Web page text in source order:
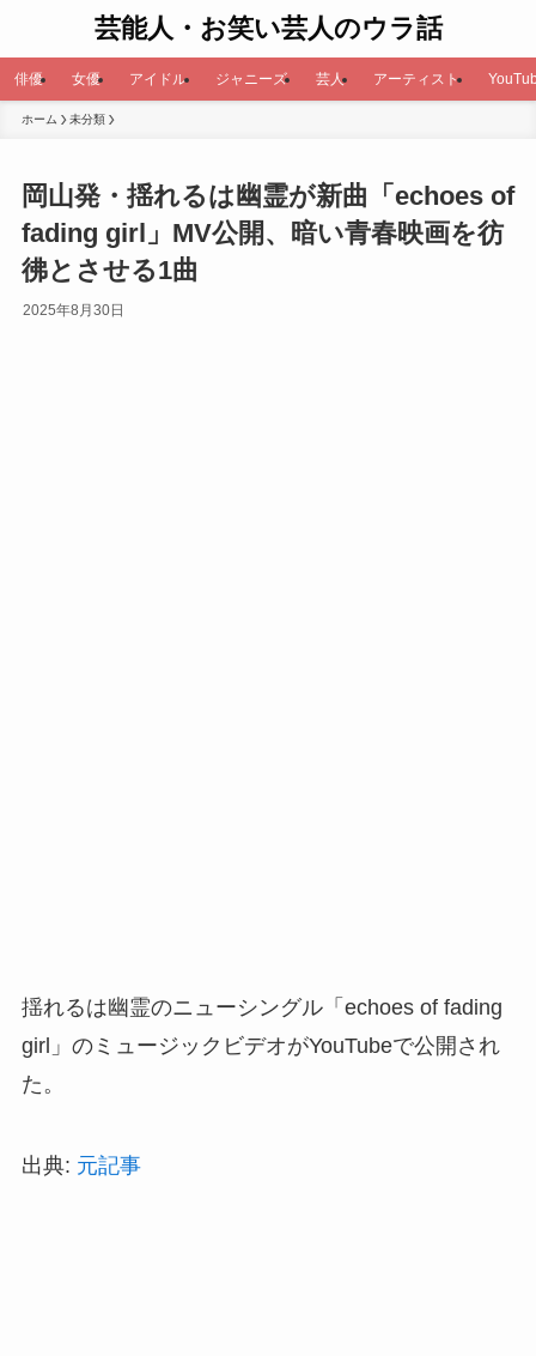
芸能人・お笑い芸人のウラ話
俳優 女優 アイドル ジャニーズ 芸人 アーティスト
ホーム 未分類
岡山発・揺れるは幽霊が新曲「echoes of
fading girl」MV公開、暗い青春映画を彷
彿とさせる1曲
2025年8月30日
揺れるは幽霊のニューシングル「echoes of fading
girl」のミュージックビデオがYouTubeで公開され
た。
出典: 元記事